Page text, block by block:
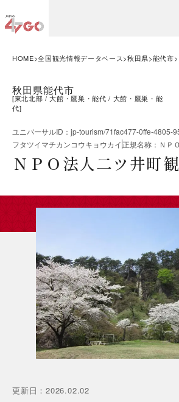
HOME 全国観光情報データベース 秋田県 能代市
秋田県能代市
[東北北部 大館・鷹巣・能代
大館・鷹巣・能
代]
ユニバーサルID ： jp-tourism/71fac477-0ffe-4805-
フタツイマチカンコウキョウカイ正規名称 ： ＮＰ
ＮＰＯ法人二ツ井町
更新日 ：2026.02.02